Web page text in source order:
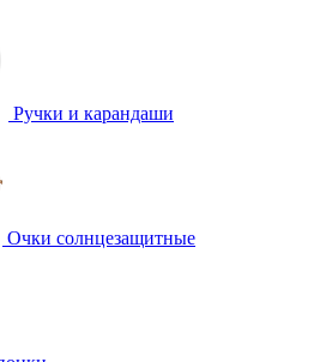
Ручки и карандаши
Очки солнцезащитные